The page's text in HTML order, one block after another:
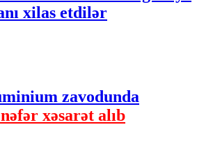
xilas etdilər
zavodunda
xəsarət alıb